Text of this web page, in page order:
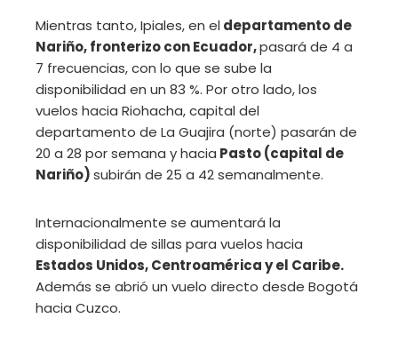
Mientras tanto, Ipiales, en el departamento de
Nariño, fronterizo con Ecuador,pasará de 4 a
7 frecuencias, con lo que se sube la
disponibilidad en un 83 %. Por otro lado, los
vuelos hacia Riohacha, capital del
departamento de La Guajira (norte) pasarán de
20 a 28 por semana y hacia Pasto (capital de
Nariño)subirán de 25 a 42 semanalmente.
Internacionalmente se aumentará la
disponibilidad de sillas para vuelos hacia
Estados Unidos, Centroamérica y el Caribe.
Además se abrió un vuelo directo desde Bogotá
hacia Cuzco.